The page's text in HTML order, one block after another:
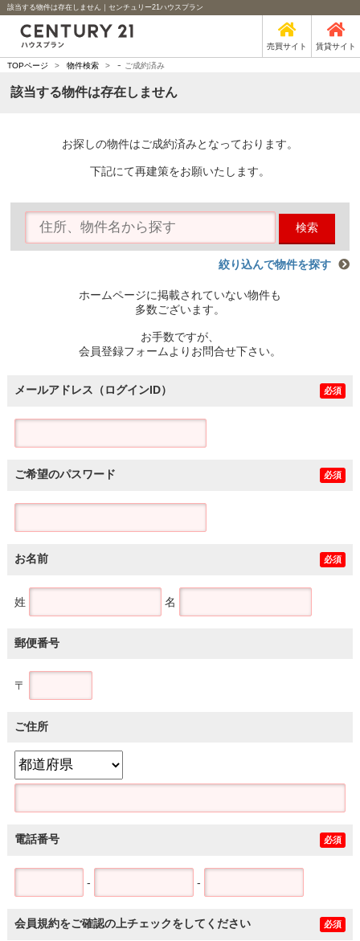
該当する物件は存在しません｜センチュリー21ハウスプラン
売買サイト 賃貸サイト
TOPページ > 物件検索 > - ご成約済み
該当する物件は存在しません
お探しの物件はご成約済みとなっております。
下記にて再建策をお願いたします。
検索
絞り込んで物件を探す
ホームページに掲載されていない物件も
多数ございます。
お手数ですが、
会員登録フォームよりお問合せ下さい。
メールアドレス（ログインID） 必須
ご希望のパスワード 必須
お名前 必須
姓 名
郵便番号
〒
ご住所
電話番号 必須
- -
会員規約をご確認の上チェックをしてください 必須